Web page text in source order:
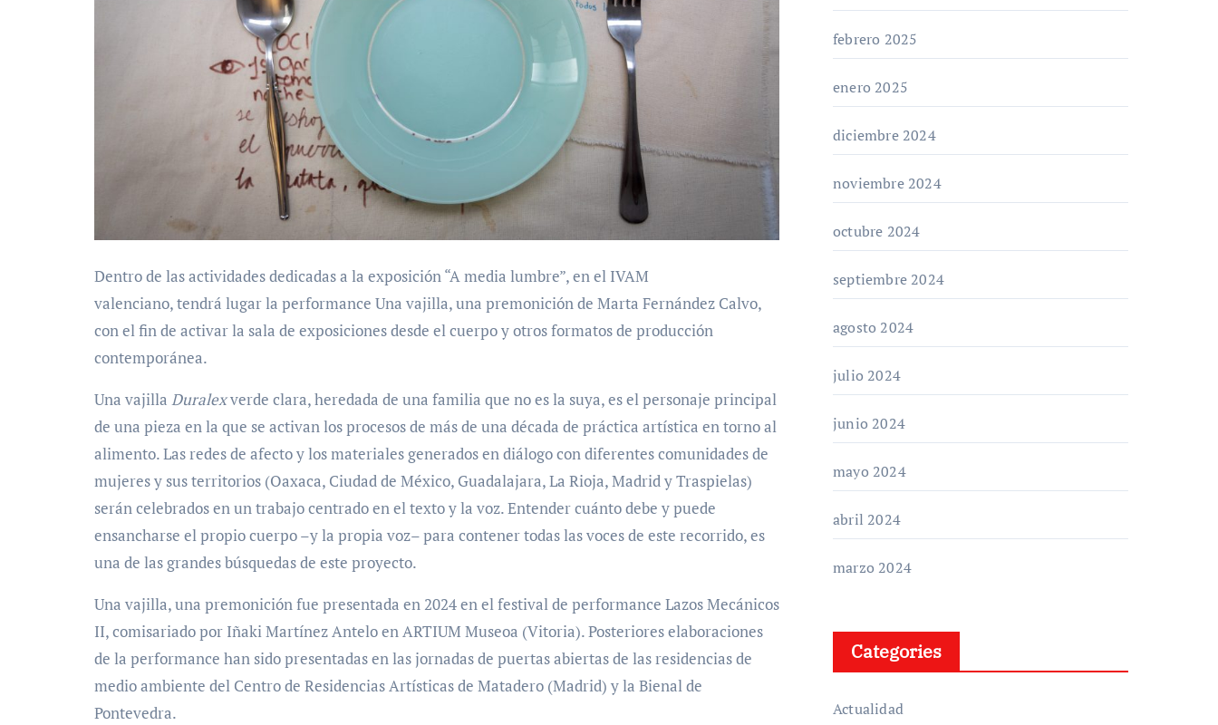
Dentro de las actividades dedicadas a la exposición “A media lumbre”, en el IVAM
valenciano, tendrá lugar la performance Una vajilla, una premonición de Marta Fernández Calvo,
con el fin de activar la sala de exposiciones desde el cuerpo y otros formatos de producción
contemporánea.
Una vajilla Duralexverde clara, heredada de una familia que no es la suya, es el personaje principal
de una pieza en la que se activan los procesos de más de una década de práctica artística en torno al
alimento. Las redes de afecto y los materiales generados en diálogo con diferentes comunidades de
mujeres y sus territorios (Oaxaca, Ciudad de México, Guadalajara, La Rioja, Madrid y Traspielas)
serán celebrados en un trabajo centrado en el texto y la voz. Entender cuánto debe y puede
ensancharse el propio cuerpo –y la propia voz– para contener todas las voces de este recorrido, es
una de las grandes búsquedas de este proyecto.
Una vajilla, una premonición fue presentada en 2024 en el festival de performance Lazos Mecánicos
II, comisariado por Iñaki Martínez Antelo en ARTIUM Museoa (Vitoria). Posteriores elaboraciones
de la performance han sido presentadas en las jornadas de puertas abiertas de las residencias de
medio ambiente del Centro de Residencias Artísticas de Matadero (Madrid) y la Bienal de
Pontevedra.
febrero 2025
enero 2025
diciembre 2024
noviembre 2024
octubre 2024
septiembre 2024
agosto 2024
julio 2024
junio 2024
mayo 2024
abril 2024
marzo 2024
Categories
Actualidad